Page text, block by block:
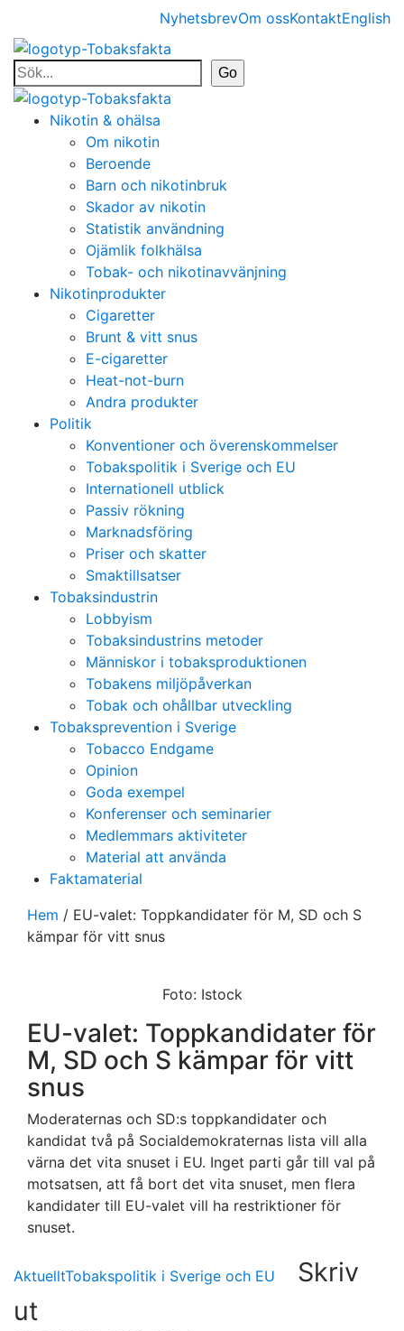
NyhetsbrevOm ossKontaktEnglish
Nikotin & ohälsa
Om nikotin
Beroende
Barn och nikotinbruk
Skador av nikotin
Statistik användning
Ojämlik folkhälsa
Tobak- och nikotinavvänjning
Nikotinprodukter
Cigaretter
Brunt & vitt snus
E-cigaretter
Heat-not-burn
Andra produkter
Politik
Konventioner och överenskommelser
Tobakspolitik i Sverige och EU
Internationell utblick
Passiv rökning
Marknadsföring
Priser och skatter
Smaktillsatser
Tobaksindustrin
Lobbyism
Tobaksindustrins metoder
Människor i tobaksproduktionen
Tobakens miljöpåverkan
Tobak och ohållbar utveckling
Tobaksprevention i Sverige
Tobacco Endgame
Opinion
Goda exempel
Konferenser och seminarier
Medlemmars aktiviteter
Material att använda
Faktamaterial
Hem / EU-valet: Toppkandidater för M, SD och S
kämpar för vitt snus
Foto: Istock
EU-valet: Toppkandidater för
M, SD och S kämpar för vitt
snus
Moderaternas och SD:s toppkandidater och
kandidat två på Socialdemokraternas lista vill alla
värna det vita snuset i EU. Inget parti går till val på
motsatsen, att få bort det vita snuset, men flera
kandidater till EU-valet vill ha restriktioner för
snuset.
AktuelltTobakspolitik i Sverige och EU
Skriv
ut